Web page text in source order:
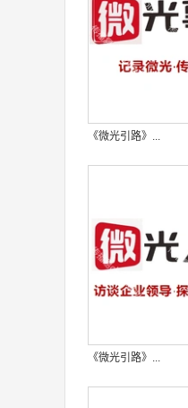
《微光引路》...
《微光引路》...